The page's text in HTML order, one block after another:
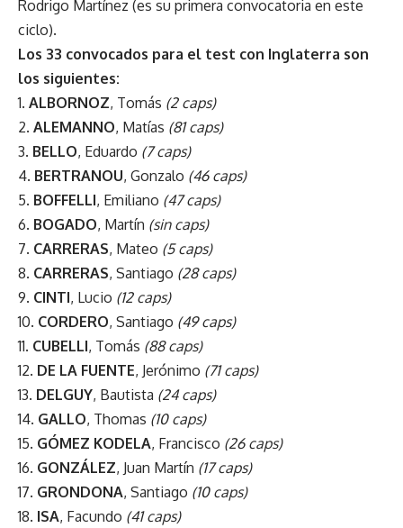
Rodrigo Martínez (es su primera convocatoria en este
ciclo).
Los 33 convocados para el test con Inglaterra son
los siguientes:
1. ALBORNOZ, Tomás (2 caps)
2. ALEMANNO, Matías (81 caps)
3. BELLO, Eduardo (7 caps)
4. BERTRANOU, Gonzalo (46 caps)
5. BOFFELLI, Emiliano (47 caps)
6. BOGADO, Martín (sin caps)
7. CARRERAS, Mateo (5 caps)
8. CARRERAS, Santiago (28 caps)
9. CINTI, Lucio (12 caps)
10. CORDERO, Santiago (49 caps)
11. CUBELLI, Tomás (88 caps)
12. DE LA FUENTE, Jerónimo (71 caps)
13. DELGUY, Bautista (24 caps)
14. GALLO, Thomas (10 caps)
15. GÓMEZ KODELA, Francisco (26 caps)
16. GONZÁLEZ, Juan Martín (17 caps)
17. GRONDONA, Santiago (10 caps)
18. ISA, Facundo (41 caps)